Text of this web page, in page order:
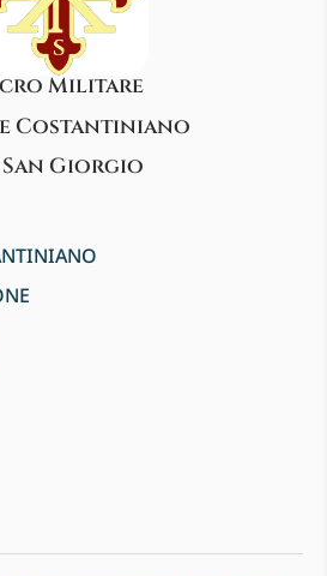
Militare
Costantiniano
Giorgio